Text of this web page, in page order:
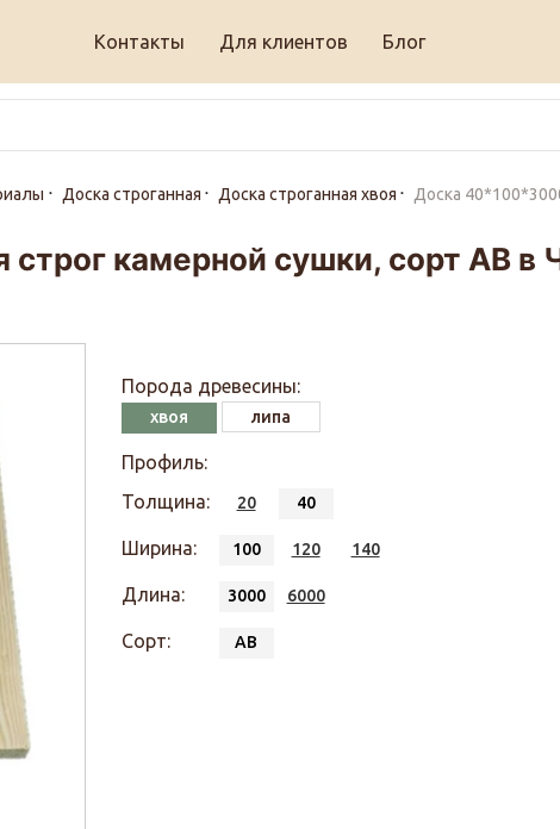
Контакты Для клиентов Блог
Доска строганная Доска строганная хвоя Доска
камерной сушки, сорт АВ в
Порода древесины:
хвоя липа
Профиль:
Толщина:
20 40
Ширина: 100 120 140
Длина: 3000 6000
Сорт: АВ